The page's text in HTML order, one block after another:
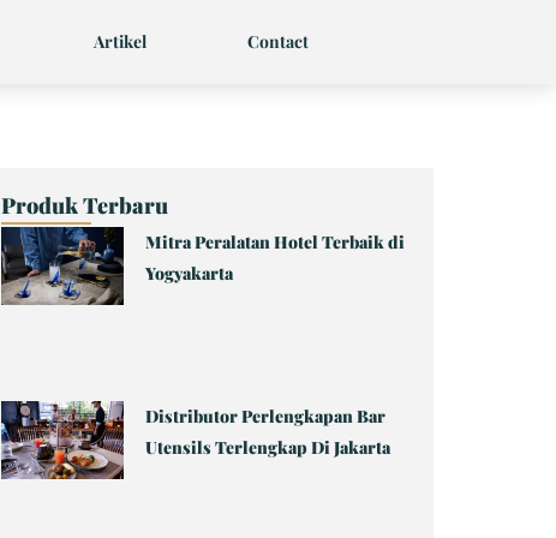
Artikel Contact
Produk Terbaru
Mitra Peralatan Hotel Terbaik di
Yogyakarta
Distributor Perlengkapan Bar
Utensils Terlengkap Di Jakarta
PagePagePagePagePage